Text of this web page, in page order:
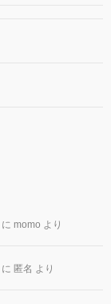
に momo より
に 匿名 より